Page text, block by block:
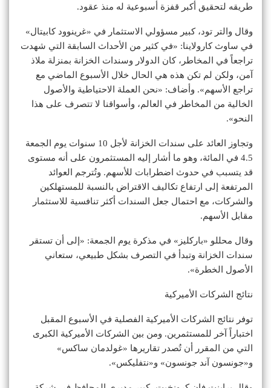
طريقه لتحقيق أكبر قفزة أسبوعية له منذ عقود.
وقال والتر تود، كبير مسؤولي الاستثمار في «غرينوود كابيتال»
في ساوث كارولاينا: «في كثير من الأحداث السابقة التي شهدت
تراجعاً في المخاطر، كان الدولار وسندات الخزانة بمنزلة ملاذ
آمن، ولكن لم تكن هذه هي الحال خلال الأسبوع الماضي مع
تراجع الأسهم». وأضاف: «نحن العملة الاحتياطية والأصول
الخالية من المخاطر في العالم، وأسواقنا لا تتصرف على هذا
النحو».
وتجاوز العائد على سندات الخزانة لأجل 10 سنوات يوم الجمعة
4.5 في المائة، وهو ما أشار إليه المستثمرون على أنه مستوى
قد يتسبب في حدوث اضطرابات للأسهم. وتُترجم العوائد
المرتفعة إلى ارتفاع تكاليف الاقتراض بالنسبة للمستهلكين
والشركات، مع احتمال جعل السندات أكثر تنافسية للاستثمار
مقابل الأسهم.
وقال محللو «باركليز» في مذكرة يوم الجمعة: «إلى أن تستقر
سندات الخزانة وتبدأ في التصرف بشكل طبيعي، ستعاني
الأصول الخطرة».
نتائج الشركات الأميركية
توفر نتائج الشركات الأميركية الفصلية في الأسبوع المقبل
اختباراً آخر للمستثمرين. ومن بين الشركات الأميركية الكبرى
التي من المقرر أن تُصدر تقاريرها «غولدمان ساكس»
و«جونسون آند جونسون» و«نتفليكس».